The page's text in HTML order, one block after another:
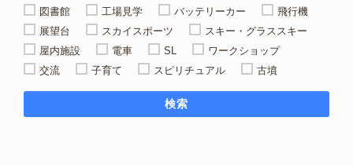
図書館
工場見学 バッテリーカー
飛行機
展望台
スカイスポーツ
スキー・グラススキー
屋内施設
電車 SL
ワークショップ
交流
子育て スピリチュアル 古墳
検索